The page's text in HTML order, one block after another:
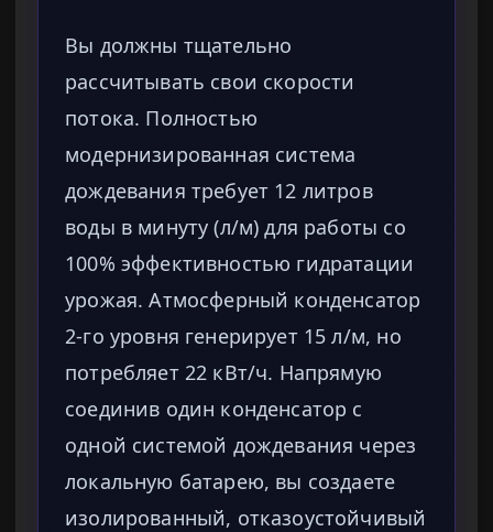
Вы должны тщательно
рассчитывать свои скорости
потока. Полностью
модернизированная система
дождевания требует 12 литров
воды в минуту (л/м) для работы со
100% эффективностью гидратации
урожая. Атмосферный конденсатор
2-го уровня генерирует 15 л/м, но
потребляет 22 кВт/ч. Напрямую
соединив один конденсатор с
одной системой дождевания через
локальную батарею, вы создаете
изолированный, отказоустойчивый